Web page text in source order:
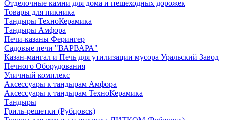
Отделочные камни для дома и пешеходных дорожек
Товары для пикника
Тандыры ТехноКерамика
Тандыры Амфора
Печи-казаны Ферингер
Садовые печи "ВАРВАРА"
Казан-мангал и Печь для утилизации мусора Уральский Завод
Печного Оборудования
Уличный комплекс
Аксессуары к тандырам Амфора
Аксессуары к тандырам ТехноКерамика
Тандыры
Гриль-решетки (Рубцовск)